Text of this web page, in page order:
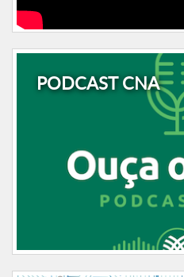
PODCAST CNA